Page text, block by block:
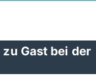
Gast bei der